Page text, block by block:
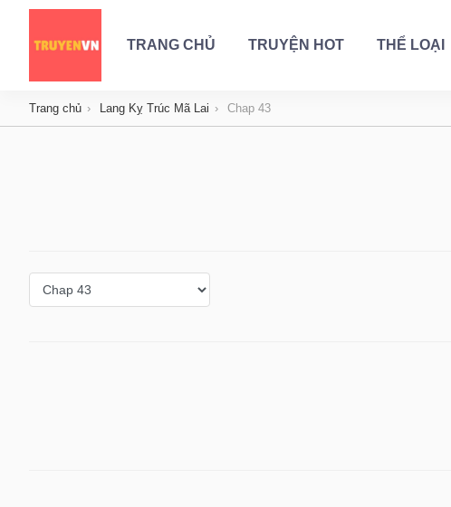
TRANG CHỦ TRUYỆN HOT THỂ LOẠI
Trang chủ Lang Kỵ Trúc Mã Lai Chap 43